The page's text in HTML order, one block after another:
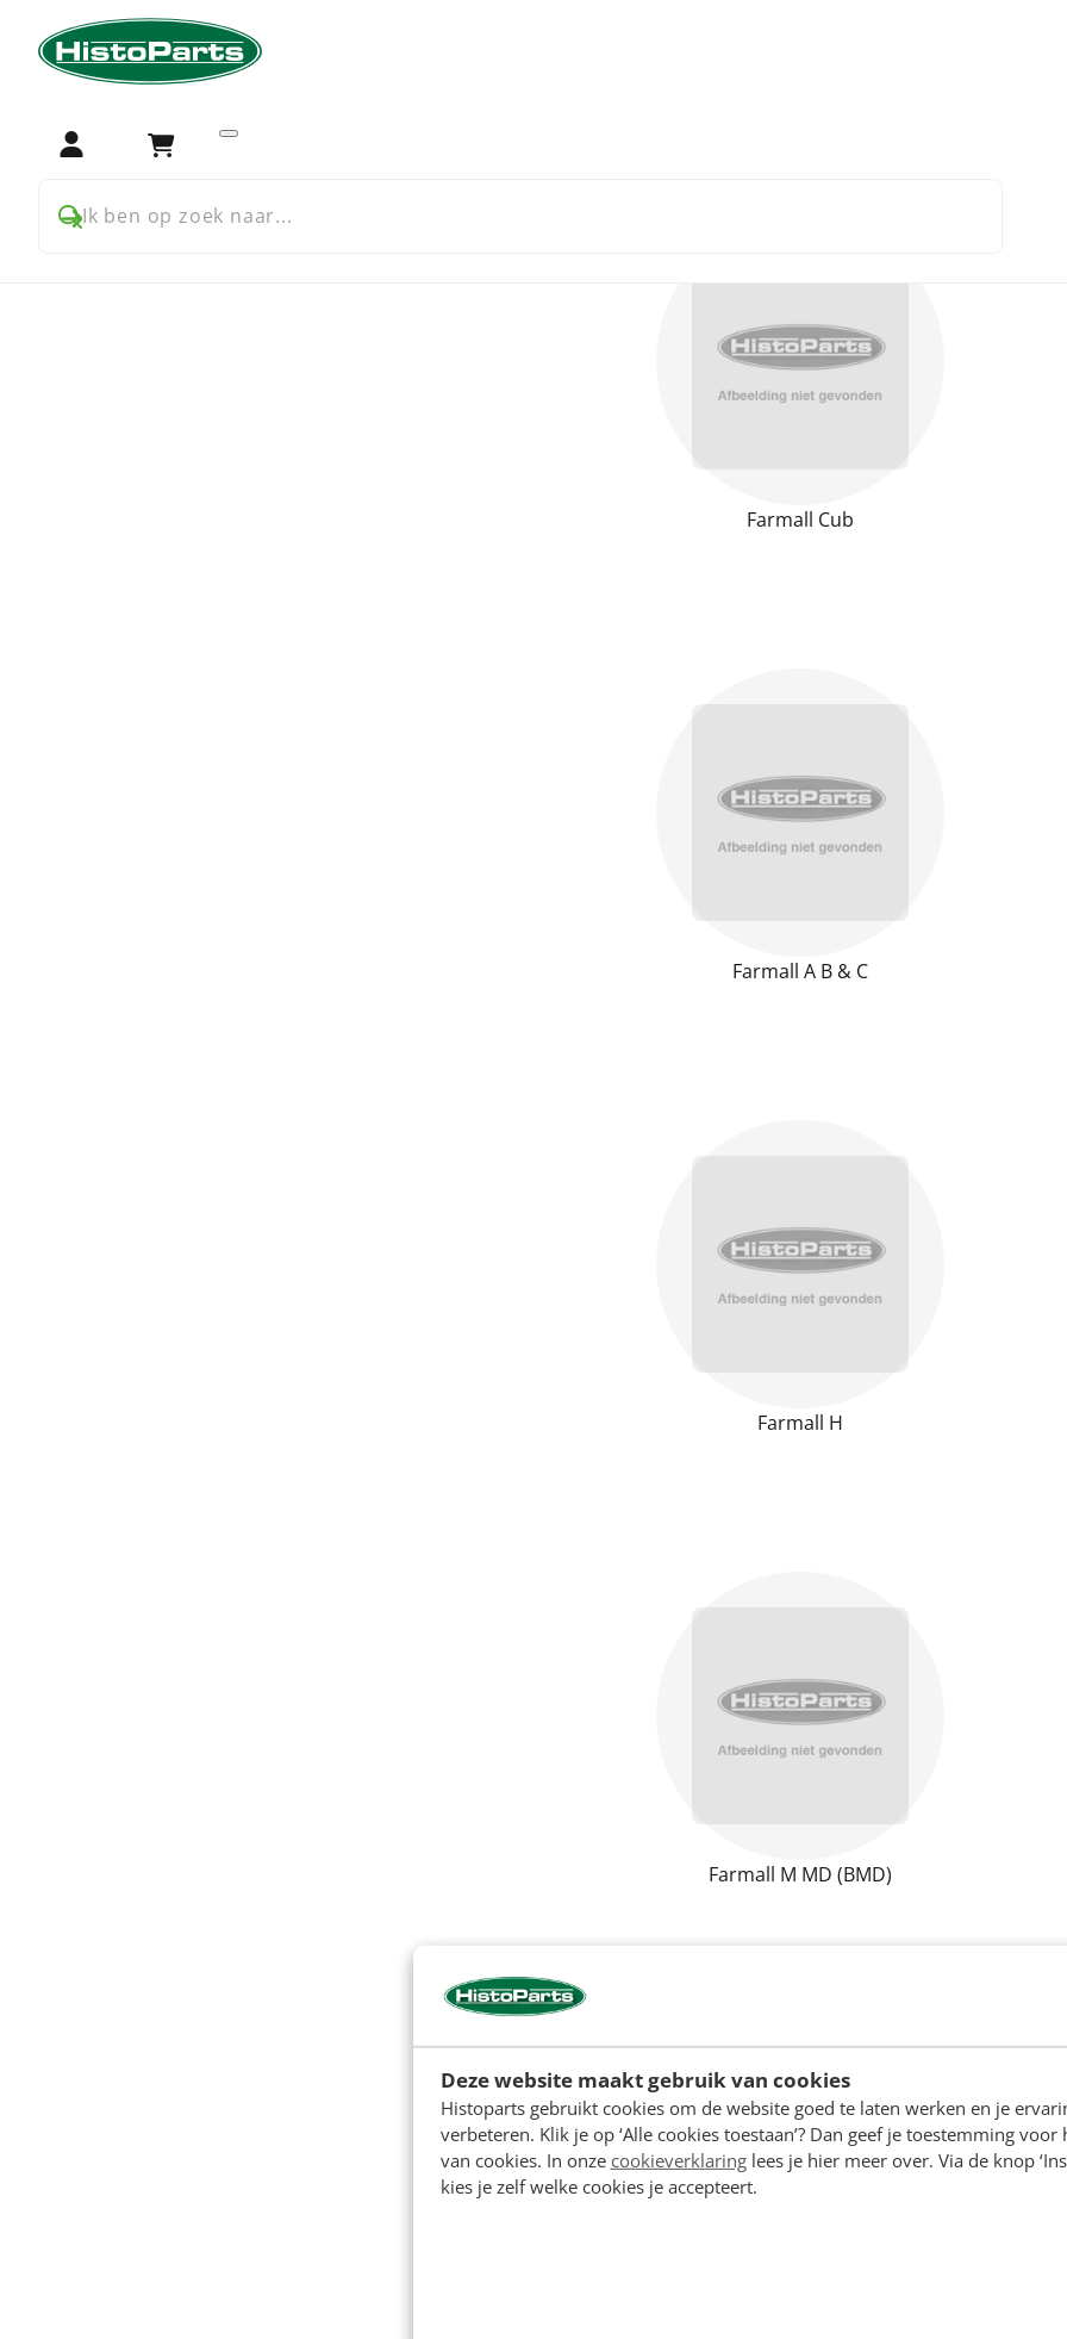
Deze website maakt gebruik van cookies
Histoparts gebruikt cookies om de website goed te laten werken en je
verbeteren. Klik je op ‘Alle cookies toestaan’? Dan geef je toestemming voor
van cookies. In onze cookieverklaringlees je hier meer over. Via de knop
kies je zelf welke cookies je accepteert.
Login Winkelwagen
Ik ben op zoek naar...
Home Trekker onderdelen
Farmall Cub
Farmall A B & C
Farmall H
Farmall M MD (BMD)